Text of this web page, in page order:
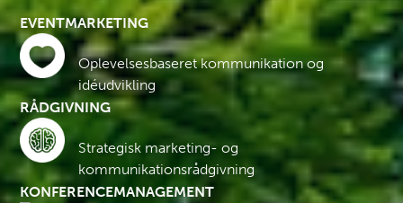
EVENTMARKETING
Oplevelsesbaseret kommunikation og
idéudvikling
RÅDGIVNING
Strategisk marketing- og
kommunikationsrådgivning
KONFERENCEMANAGEMENT